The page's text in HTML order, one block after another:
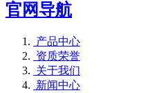
官网导航
产品中心
资质荣誉
关于我们
新闻中心